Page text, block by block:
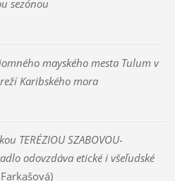
sezónou
mayského mesta Tulum v
Karibského mora
TERÉZIOU SZABOVOU-
odovzdáva etické i všeľudské